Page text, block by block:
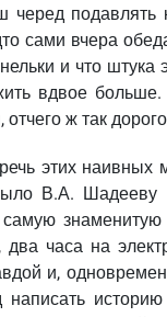
черед подавлять
сами вчера
и что
вдвое больше.
отчего ж так
этих наивных
В.А. Шадееву
самую
два часа на
и,
написать